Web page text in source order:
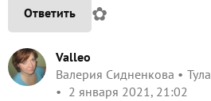
Ответить ✿
Valleo
Валерия Сидненкова
Тула
2 января 2021, 21:02